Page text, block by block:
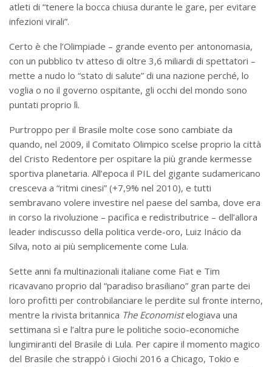
atleti di “tenere la bocca chiusa durante le gare, per evitare
infezioni virali”.
Certo è che l’Olimpiade – grande evento per antonomasia,
con un pubblico tv atteso di oltre 3,6 miliardi di spettatori –
mette a nudo lo “stato di salute” di una nazione perché, lo
voglia o no il governo ospitante, gli occhi del mondo sono
puntati proprio lì.
Purtroppo per il Brasile molte cose sono cambiate da
quando, nel 2009, il Comitato Olimpico scelse proprio la città
del Cristo Redentore per ospitare la più grande kermesse
sportiva planetaria. All’epoca il PIL del gigante sudamericano
cresceva a “ritmi cinesi” (+7,9% nel 2010), e tutti
sembravano volere investire nel paese del samba, dove era
in corso la rivoluzione – pacifica e redistributrice – dell’allora
leader indiscusso della politica verde-oro, Luiz Inácio da
Silva, noto ai più semplicemente come Lula.
Sette anni fa multinazionali italiane come Fiat e Tim
ricavavano proprio dal “paradiso brasiliano” gran parte dei
loro profitti per controbilanciare le perdite sul fronte interno,
mentre la rivista britannica The Economistelogiava una
settimana sì e l’altra pure le politiche socio-economiche
lungimiranti del Brasile di Lula. Per capire il momento magico
del Brasile che strappò i Giochi 2016 a Chicago, Tokio e